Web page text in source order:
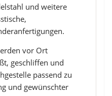
und weitere
vor Ort
geschliffen und
passend zu
und gewünschter